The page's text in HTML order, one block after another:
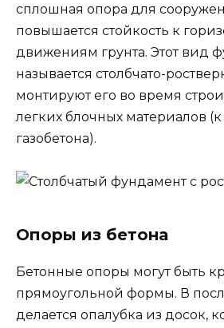
сплошная опора для
повышается стойкость к
движениям грунта. Этот вид
называется столбчато-
монтируют его во время
легких блочных материалов
газобетона).
Опоры из бетона
Бетонные опоры могут быть
прямоугольной формы. В
делается опалубка из досок,